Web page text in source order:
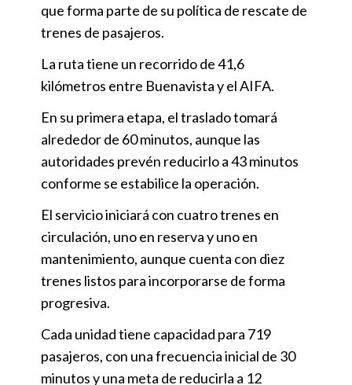
que forma parte de su política de rescate de
trenes de pasajeros.
La ruta tiene un recorrido de 41,6
kilómetros entre Buenavista y el AIFA.
En su primera etapa, el traslado tomará
alrededor de 60 minutos, aunque las
autoridades prevén reducirlo a 43 minutos
conforme se estabilice la operación.
El servicio iniciará con cuatro trenes en
circulación, uno en reserva y uno en
mantenimiento, aunque cuenta con diez
trenes listos para incorporarse de forma
progresiva.
Cada unidad tiene capacidad para 719
pasajeros, con una frecuencia inicial de 30
minutos y una meta de reducirla a 12